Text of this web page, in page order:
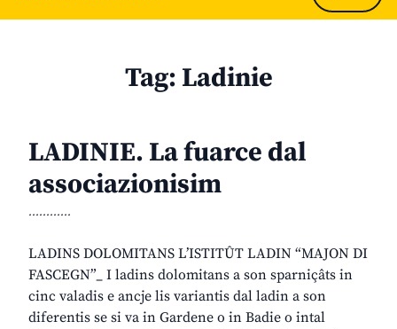
Tag: Ladinie
LADINIE. La fuarce dal
associazionisim
............
LADINS DOLOMITANS L’ISTITÛT LADIN “MAJON DI
FASCEGN”_ I ladins dolomitans a son sparniçâts in
cinc valadis e ancje lis variantis dal ladin a son
diferentis se si va in Gardene o in Badie o intal